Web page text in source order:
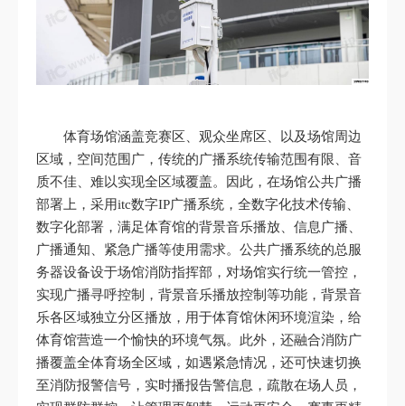
体育场馆涵盖竞赛区、观众坐席区、以及场馆周边
区域，空间范围广，传统的广播系统传输范围有限、音
质不佳、难以实现全区域覆盖。因此，在场馆公共广播
部署上，采用itc数字IP广播系统，全数字化技术传输、
数字化部署，满足体育馆的背景音乐播放、信息广播、
广播通知、紧急广播等使用需求。公共广播系统的总服
务器设备设于场馆消防指挥部，对场馆实行统一管控，
实现广播寻呼控制，背景音乐播放控制等功能，背景音
乐各区域独立分区播放，用于体育馆休闲环境渲染，给
体育馆营造一个愉快的环境气氛。此外，还融合消防广
播覆盖全体育场全区域，如遇紧急情况，还可快速切换
至消防报警信号，实时播报告警信息，疏散在场人员，